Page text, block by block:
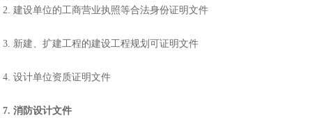
2. 建设单位的工商营业执照等合法身份证明文件
3. 新建、扩建工程的建设工程规划可证明文件
4. 设计单位资质证明文件
7. 消防设计文件